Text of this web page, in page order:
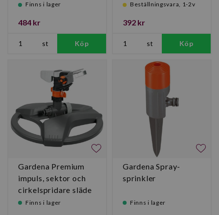
Finns i lager
484 kr
st Köp
Beställningsvara, 1-2v
392 kr
st Köp
Gardena Premium
impuls, sektor och
cirkelspridare släde
490 m²
Finns i lager
Gardena Spray-
sprinkler
Finns i lager